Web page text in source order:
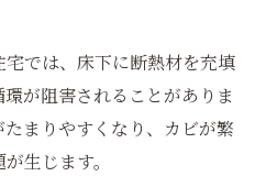
では、床下に断熱材を充填
が阻害されることがありま
まりやすくなり、カビが繁
生じます。